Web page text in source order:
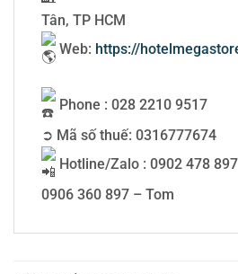
Tân, TP HCM
Web: https://
Phone : 028 2210 9517
➲ Mã số thuế: 0316777674
Hotline/Zalo : 0902 478
0906 360 897 – Tom